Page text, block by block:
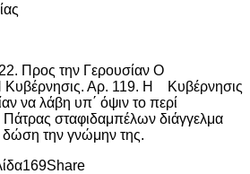
Προς την Γερουσίαν Ο
Κυβέρνησις. Αρ. 119. Η Κυβέρνησις
να λάβη υπ΄ όψιν το περί
Πάτρας σταφιδαμπέλων διάγγελμα
δώση την γνώμην της.
169Share